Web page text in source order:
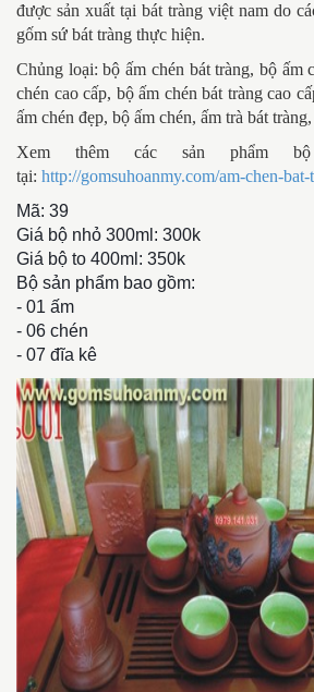
được sản xuất tại bát tràng việt nam do
gốm sứ bát tràng thực hiện.
Chủng loại: bộ ấm chén bát tràng, bộ ấm
chén cao cấp, bộ ấm chén bát tràng cao
ấm chén đẹp, bộ ấm chén, ấm trà bát
Xem thêm các sản phẩm
tại: http://gomsuhoanmy.com/am-chen-bat-
Mã: 39
Giá bộ nhỏ 300ml: 300k
Giá bộ to 400ml: 350k
Bộ sản phẩm bao gồm:
- 01 ấm
- 06 chén
- 07 đĩa kê